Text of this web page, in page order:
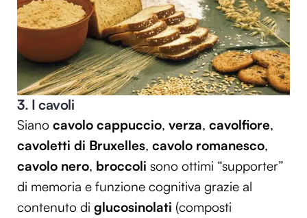
3. I cavoli
Siano cavolo cappuccio, verza, cavolfiore,
cavoletti di Bruxelles, cavolo romanesco,
cavolo nero, broccoli sono ottimi “supporter”
di memoria e funzione cognitiva grazie al
contenuto di glucosinolati (composti